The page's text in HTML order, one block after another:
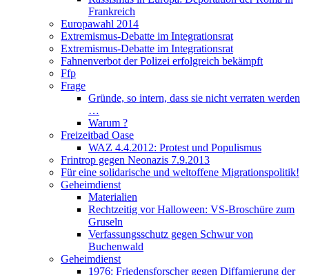
Frankreich
Europawahl 2014
Extremismus-Debatte im Integrationsrat
Extremismus-Debatte im Integrationsrat
Fahnenverbot der Polizei erfolgreich bekämpft
Ffp
Frage
Gründe, so intern, dass sie nicht verraten werden
…
Warum ?
Freizeitbad Oase
WAZ 4.4.2012: Protest und Populismus
Frintrop gegen Neonazis 7.9.2013
Für eine solidarische und weltoffene Migrationspolitik!
Geheimdienst
Materialien
Rechtzeitig vor Halloween: VS-Broschüre zum
Gruseln
Verfassungsschutz gegen Schwur von
Buchenwald
Geheimdienst
1976: Friedensforscher gegen Diffamierung der